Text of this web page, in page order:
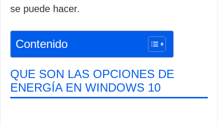
se puede hacer.
Contenido
QUE SON LAS OPCIONES DE
ENERGÍA EN WINDOWS 10